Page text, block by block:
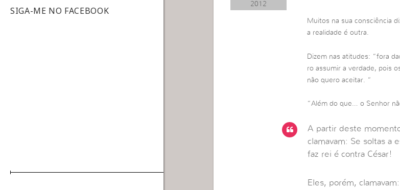
SIGA-ME NO FACEBOOK
2012
Muitos na sua consciência
a realidade é outra.
Dizem nas atitudes: “fora
ro assumir a verdade, pois
não quero aceitar. “
“Além do que… o Senhor
A partir deste
clamavam: Se soltas a
faz rei é contra César!
Eles, porém,